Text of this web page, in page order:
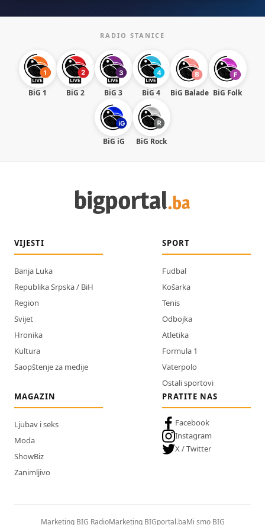
RADIO STANICE
BiG 1 BiG 2 BiG 3 BiG 4 BiG Balade BiG Folk
BiG iG BiG Rock
VIJESTI
Banja Luka
Republika Srpska / BiH
Region
Svijet
Hronika
Kultura
Saopštenje za medije
SPORT
Fudbal
Košarka
Tenis
Odbojka
Atletika
Formula 1
Vaterpolo
Ostali sportovi
MAGAZIN
Ljubav i seks
Moda
ShowBiz
Zanimljivo
PRATITE NAS
Facebook
Instagram
X / Twitter
Marketing BIG RadioMarketing BIGportal.baMi smo BIG